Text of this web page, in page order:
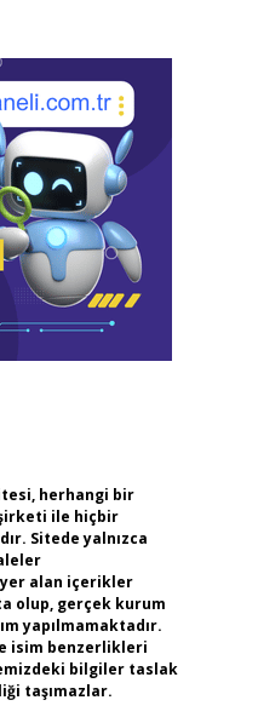
herhangi bir
ile hiçbir
Sitede yalnızca
yer alan içerikler
olup, gerçek kurum
yapılmamaktadır.
isim benzerlikleri
bilgiler taslak
taşımazlar.